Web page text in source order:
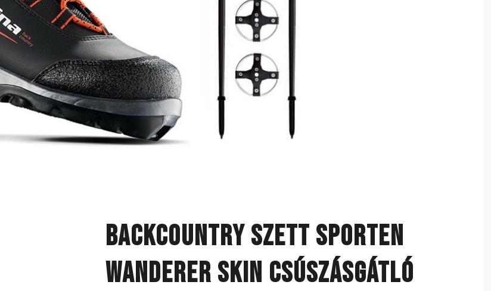
Backcountry szett SPORTEN
Wanderer SKIN csúszásgátló